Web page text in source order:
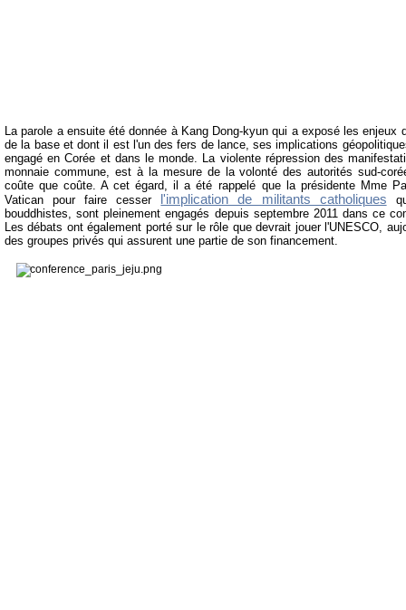
La parole a ensuite été donnée à Kang Dong-kyun qui a exposé les enjeux
de la base et dont il est l'un des fers de lance, ses implications
engagé en Corée et dans le monde. La violente répression des
monnaie commune, est à la mesure de la volonté des autorités sud-
coûte que coûte. A cet égard, il a été rappelé que la présidente Mme
Vatican pour faire cesser
l'implication de militants catholiques
bouddhistes, sont pleinement engagés depuis septembre 2011 dans ce
Les débats ont également porté sur le rôle que devrait jouer l'UNESCO,
des groupes privés qui assurent une partie de son financement.